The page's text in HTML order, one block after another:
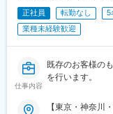
売）、HBC・食
能性食品原料、
等）の事業活動
正社員 転勤なし 5
業種未経験歓迎
仕事内容
既存のお客様の
を行います。
【東京・神奈川